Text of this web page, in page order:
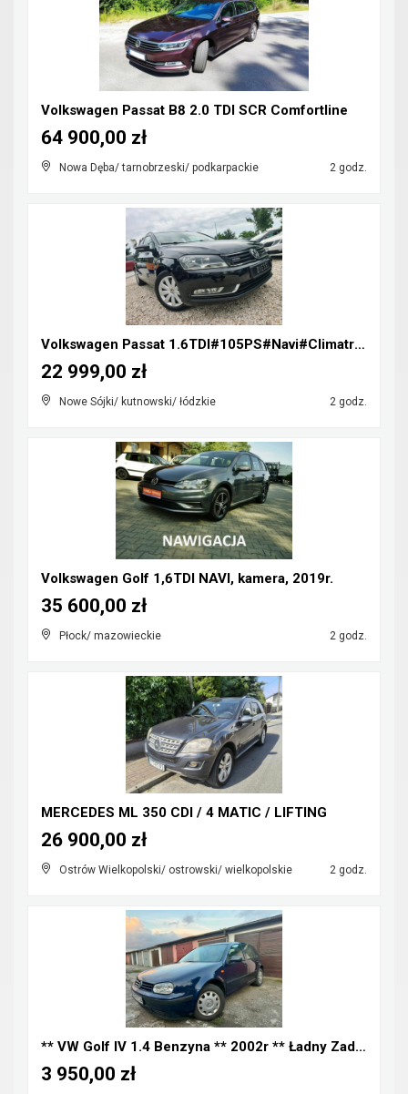
Volkswagen Passat B8 2.0 TDI SCR Comfortline
Nowa Dęba/ tarnobrzeski/ podkarpackie 2 godz.
64 900,00 zł
Volkswagen Passat 1.6TDI#105PS#Navi#Climatronic#Te...
Nowe Sójki/ kutnowski/ łódzkie 2 godz.
22 999,00 zł
Volkswagen Golf 1,6TDI NAVI, kamera, 2019r.
Płock/ mazowieckie 2 godz.
35 600,00 zł
MERCEDES ML 350 CDI / 4 MATIC / LIFTING
Ostrów Wielkopolski/ ostrowski/ wielkopolskie 2 godz.
26 900,00 zł
** VW Golf IV 1.4 Benzyna ** 2002r ** Ładny Zadban...
3 950,00 zł